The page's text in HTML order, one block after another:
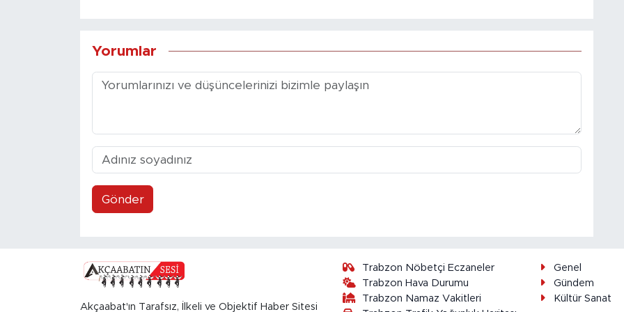
Yorumlar
Gönder
Akçaabat'ın Tarafsız, İlkeli ve Objektif Haber Sitesi
Trabzon Nöbetçi Eczaneler
Trabzon Hava Durumu
Trabzon Namaz Vakitleri
Genel
Gündem
Kültür Sanat